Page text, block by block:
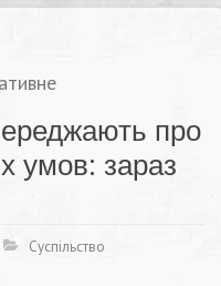
про
умов: зараз
Суспільство